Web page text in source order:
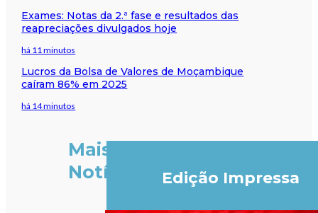
Exames: Notas da 2.ª fase e resultados das
reapreciações divulgados hoje
há 11 minutos
Lucros da Bolsa de Valores de Moçambique
caíram 86% em 2025
há 14 minutos
Mais
Notícias
Edição Impressa